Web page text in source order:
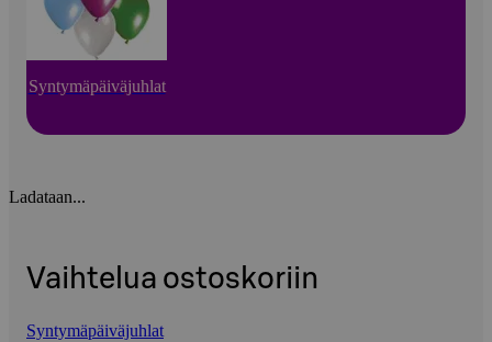
Syntymäpäiväjuhlat
Ladataan...
Vaihtelua ostoskoriin
Syntymäpäiväjuhlat